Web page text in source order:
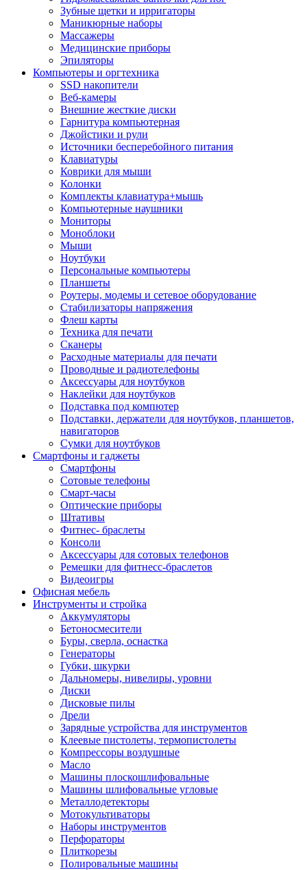
Зубные щетки и ирригаторы
Маникюрные наборы
Массажеры
Медицинские приборы
Эпиляторы
Компьютеры и оргтехника
SSD накопители
Веб-камеры
Внешние жесткие диски
Гарнитура компьютерная
Джойстики и рули
Источники бесперебойного питания
Клавиатуры
Коврики для мыши
Колонки
Комплекты клавиатура+мышь
Компьютерные наушники
Мониторы
Моноблоки
Мыши
Ноутбуки
Персональные компьютеры
Планшеты
Роутеры, модемы и сетевое оборудование
Стабилизаторы напряжения
Флеш карты
Техника для печати
Сканеры
Расходные материалы для печати
Проводные и радиотелефоны
Аксессуары для ноутбуков
Наклейки для ноутбуков
Подставка под компютер
Подставки, держатели для ноутбуков, планшетов,
навигаторов
Сумки для ноутбуков
Смартфоны и гаджеты
Смартфоны
Сотовые телефоны
Смарт-часы
Оптические приборы
Штативы
Фитнес- браслеты
Консоли
Аксессуары для сотовых телефонов
Ремешки для фитнесс-браслетов
Видеоигры
Офисная мебель
Инструменты и стройка
Аккумуляторы
Бетоносмесители
Буры, сверла, оснастка
Генераторы
Губки, шкурки
Дальномеры, нивелиры, уровни
Диски
Дисковые пилы
Дрели
Зарядные устройства для инструментов
Клеевые пистолеты, термопистолеты
Компрессоры воздушные
Масло
Машины плоскошлифовальные
Машины шлифовальные угловые
Металлодетекторы
Мотокультиваторы
Наборы инструментов
Перфораторы
Плиткорезы
Полировальные машины